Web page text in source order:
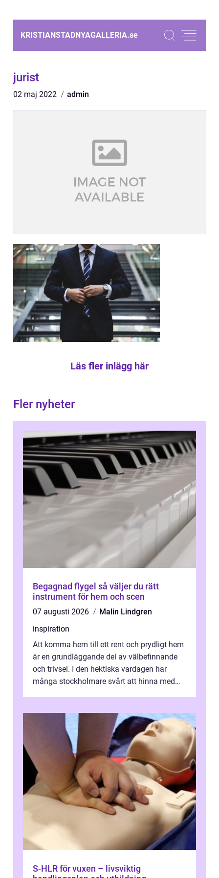
KRISTIANSTADNYAGALLERIA.se
jurist
02 maj 2022 admin
Läs fler inlägg här
Fler nyheter
Begagnad flygel så väljer du rätt
instrument för hem och scen
07 augusti 2026
Malin Lindgren
inspiration
Att komma hem till ett rent och prydligt hem
är en grundläggande del av välbefinnande
och trivsel. I den hektiska vardagen har
många stockholmare svårt att hinna med
S-HLR för vuxen – livsviktig